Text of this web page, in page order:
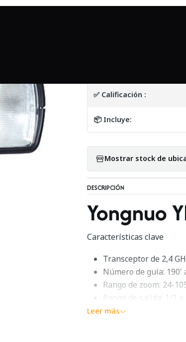
Flash
✅ Calificación :
📦 Incluye:
Mostrar stock de
DESCRIPCIÓN
Yongnuo
Características clave
Transceptor de 2,4
Número de guía: 190'
Rango de zoom: 24-
Rango de salida: 1/1 a
Inclina de -7 a 90° y
Leer más